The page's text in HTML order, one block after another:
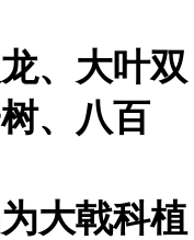
、大叶双
、八百
大戟科植